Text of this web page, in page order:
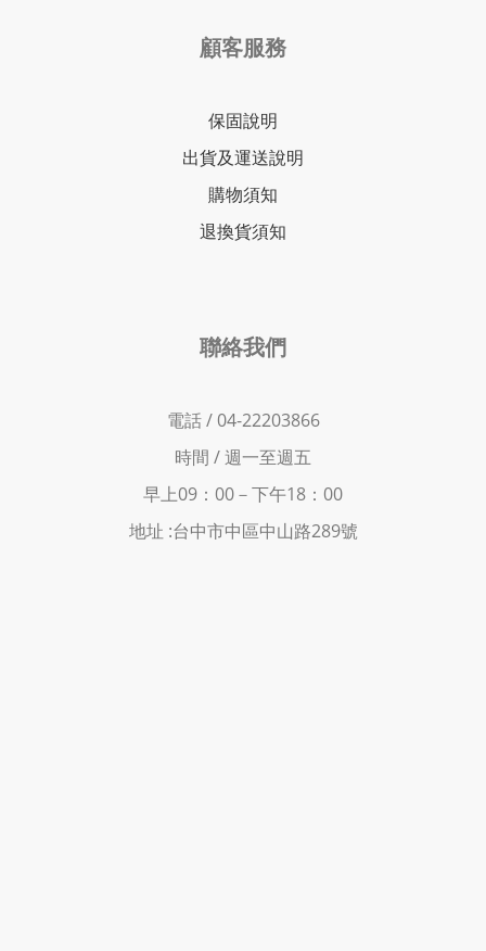
顧客服務
保固說明
出貨及運送說明
購物須知
退換貨須知
聯絡我們
電話 / 04-22203866
時間 /週一至週五
早上09：00－下午18：00
地址 :台中市中區中山路289號